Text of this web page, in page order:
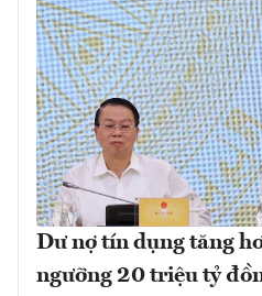
Dư nợ tín dụng tăng
ngưỡng 20 triệu tỷ